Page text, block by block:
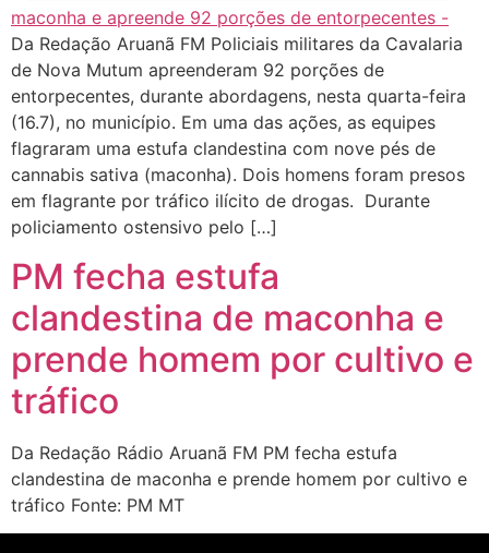
Da Redação Aruanã FM Policiais militares da Cavalaria
de Nova Mutum apreenderam 92 porções de
entorpecentes, durante abordagens, nesta quarta-feira
(16.7), no município. Em uma das ações, as equipes
flagraram uma estufa clandestina com nove pés de
cannabis sativa (maconha). Dois homens foram presos
em flagrante por tráfico ilícito de drogas. Durante
policiamento ostensivo pelo […]
PM fecha estufa
clandestina de maconha e
prende homem por cultivo e
tráfico
Da Redação Rádio Aruanã FM PM fecha estufa
clandestina de maconha e prende homem por cultivo e
tráfico Fonte: PM MT